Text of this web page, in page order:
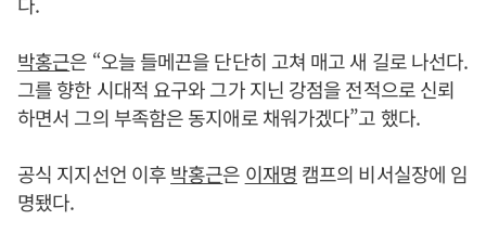
박홍근은 “오늘 들메끈을 단단히 고쳐 매고 새 길로 나선다.
그를 향한 시대적 요구와 그가 지닌 강점을 전적으로 신뢰
하면서 그의 부족함은 동지애로 채워가겠다”고 했다.
공식 지지선언 이후박홍근은 이재명 캠프의 비서실장에 임
명됐다.